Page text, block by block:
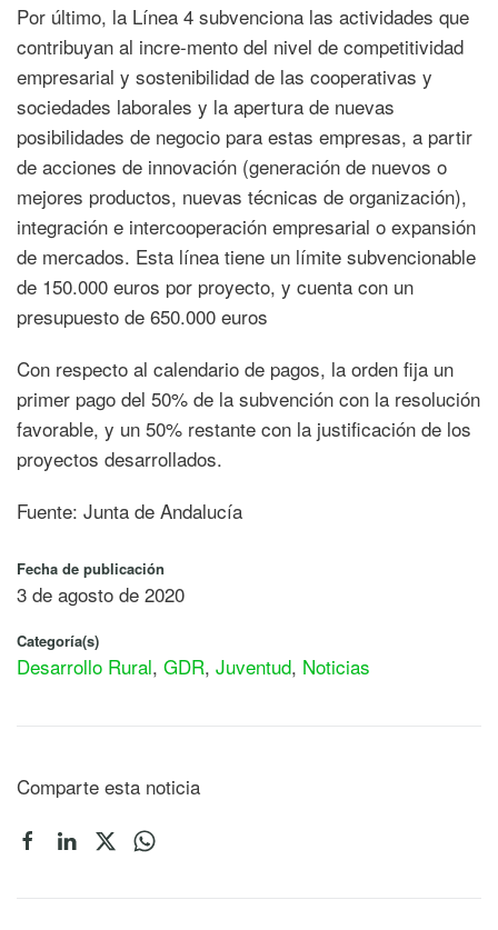
Por último, la Línea 4 subvenciona las actividades que
contribuyan al incre-mento del nivel de competitividad
empresarial y sostenibilidad de las cooperativas y
sociedades laborales y la apertura de nuevas
posibilidades de negocio para estas empresas, a partir
de acciones de innovación (generación de nuevos o
mejores productos, nuevas técnicas de organización),
integración e intercooperación empresarial o expansión
de mercados. Esta línea tiene un límite subvencionable
de 150.000 euros por proyecto, y cuenta con un
presupuesto de 650.000 euros
Con respecto al calendario de pagos, la orden fija un
primer pago del 50% de la subvención con la resolución
favorable, y un 50% restante con la justificación de los
proyectos desarrollados.
Fuente: Junta de Andalucía
Fecha de publicación
3 de agosto de 2020
Categoría(s)
Desarrollo Rural, GDR, Juventud, Noticias
Comparte esta noticia